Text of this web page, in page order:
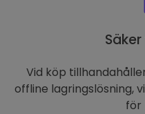
Vid köp
offline lagringslösning,
för